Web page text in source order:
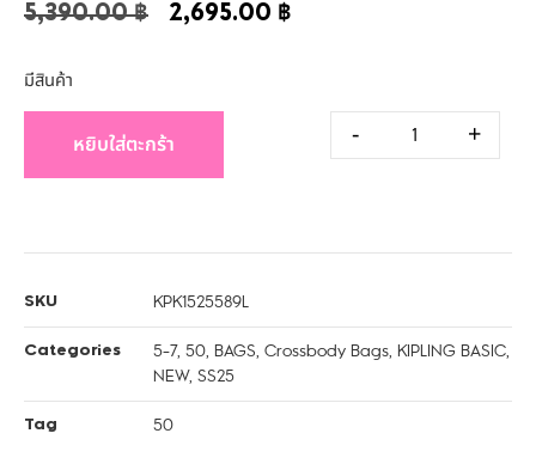
5,390.00฿ 2,695.00 ฿
มีสินค้า
- +
หยิบใส่ตะกร้า
SKU KPK1525589L
Categories 5-7, 50, BAGS, Crossbody Bags, KIPLING BASIC,
NEW, SS25
Tag 50